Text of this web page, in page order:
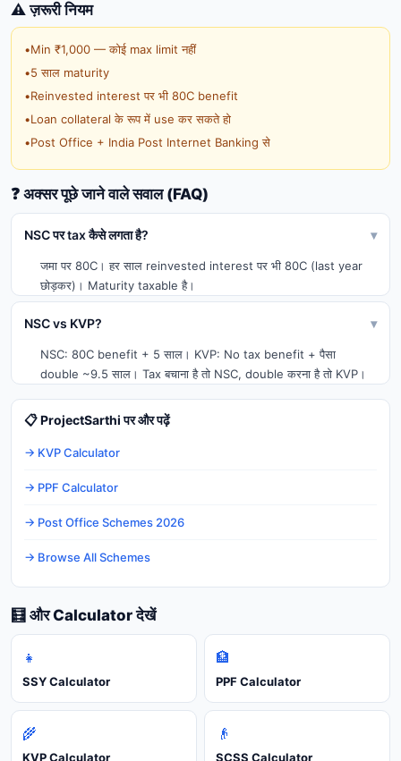
⚠️ ज़रूरी नियम
•Min ₹1,000 — कोई max limit नहीं
•5 साल maturity
•Reinvested interest पर भी 80C benefit
•Loan collateral के रूप में use कर सकते हो
•Post Office + India Post Internet Banking से
❓ अक्सर पूछे जाने वाले सवाल (FAQ)
NSC पर tax कैसे लगता है? ▾
जमा पर 80C। हर साल reinvested interest पर भी 80C (last year
छोड़कर)। Maturity taxable है।
NSC vs KVP? ▾
NSC: 80C benefit + 5 साल। KVP: No tax benefit + पैसा
double ~9.5 साल। Tax बचाना है तो NSC, double करना है तो KVP।
📋 ProjectSarthi पर और पढ़ें
→ KVP Calculator
→ PPF Calculator
→ Post Office Schemes 2026
→ Browse All Schemes
🧮 और Calculator देखें
👧
SSY Calculator
🏦
PPF Calculator
🌾
KVP Calculator
👴
SCSS Calculator